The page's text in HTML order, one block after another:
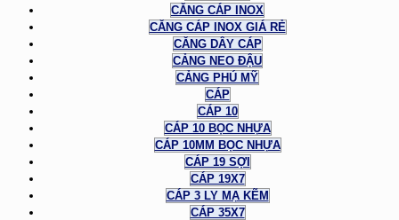
CĂNG CÁP INOX
CĂNG CÁP INOX GIÁ RẺ
CĂNG DÂY CÁP
CẢNG NEO ĐẬU
CẢNG PHÚ MỸ
CÁP
CÁP 10
CÁP 10 BỌC NHỰA
CÁP 10MM BỌC NHỰA
CÁP 19 SỢI
CÁP 19X7
CÁP 3 LY MẠ KẼM
CÁP 35X7